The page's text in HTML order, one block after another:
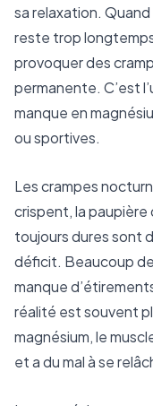
sa relaxation. Quand
reste trop
provoquer des
permanente. C’est
manque en
ou sportives.
Les crampes
crispent, la paupière
toujours dures sont
déficit. Beaucoup
manque
réalité est souvent
magnésium, le
et a du mal à se